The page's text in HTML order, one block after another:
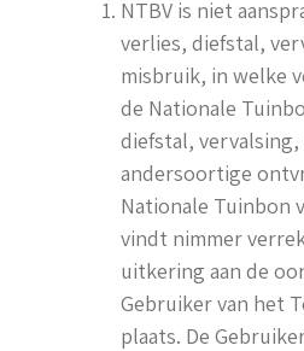
NTBV is niet
verlies, diefstal,
misbruik, in welke
de Nationale
diefstal,
andersoortige
Nationale Tuinbon
vindt nimmer
uitkering aan de
Gebruiker van het
plaats. De